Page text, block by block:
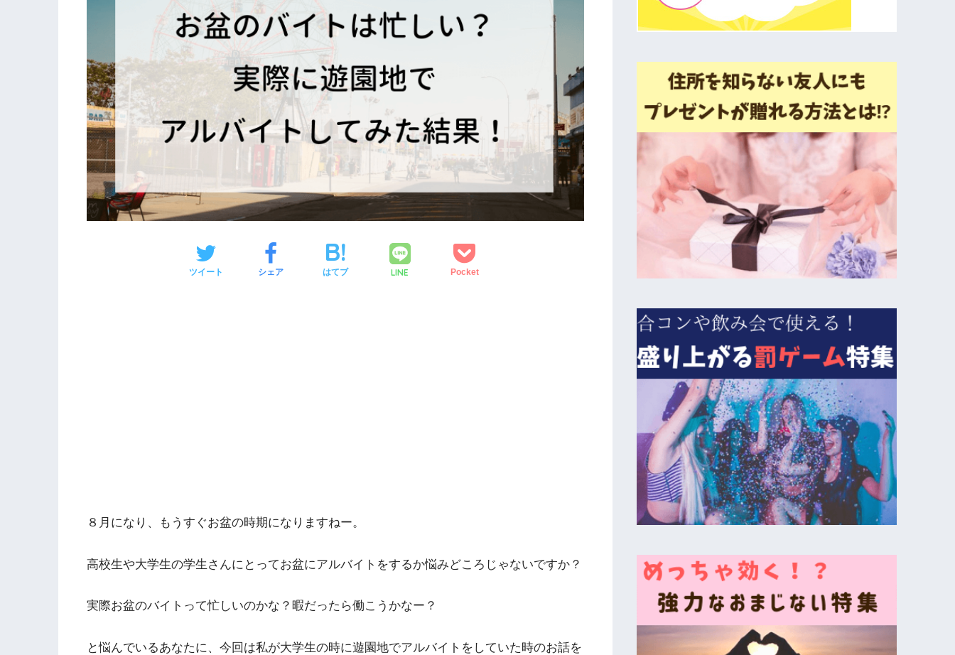
ツイート シェア はてブ LINE Pocket
８月になり、もうすぐお盆の時期になりますねー。
高校生や大学生の学生さんにとってお盆にアルバイトをするか悩みどころじゃないですか？
実際お盆のバイトって忙しいのかな？暇だったら働こうかなー？
と悩んでいるあなたに、今回は私が大学生の時に遊園地でアルバイトをしていた時のお話を